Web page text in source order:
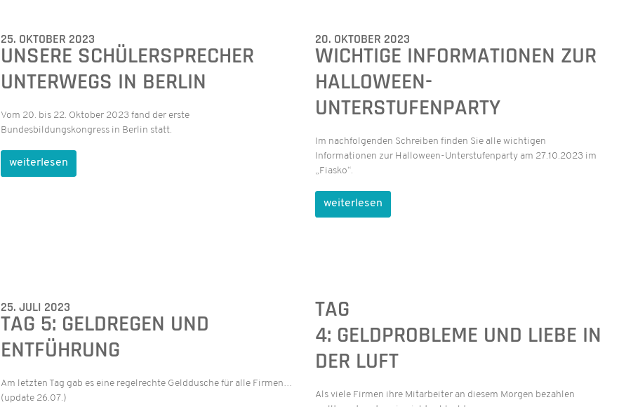
25. OKTOBER 2023
UNSERE SCHÜLERSPRECHER
UNTERWEGS IN BERLIN
Vom 20. bis 22. Oktober 2023 fand der erste
Bundesbildungskongress in Berlin statt.
weiterlesen
20. OKTOBER 2023
WICHTIGE INFORMATIONEN ZUR
HALLOWEEN-
UNTERSTUFENPARTY
Im nachfolgenden Schreiben finden Sie alle wichtigen
Informationen zur Halloween-Unterstufenparty am 27.10.2023 im
„Fiasko“.
weiterlesen
25. JULI 2023
TAG 5: GELDREGEN UND
ENTFÜHRUNG
Am letzten Tag gab es eine regelrechte Gelddusche für alle Firmen…
(update 26.07.)
TAG
4: GELDPROBLEME UND LIEBE IN
DER LUFT
Als viele Firmen ihre Mitarbeiter an diesem Morgen bezahlen